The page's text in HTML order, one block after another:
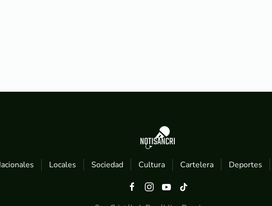
Locales Sociedad Cultura Cartelera Deportes